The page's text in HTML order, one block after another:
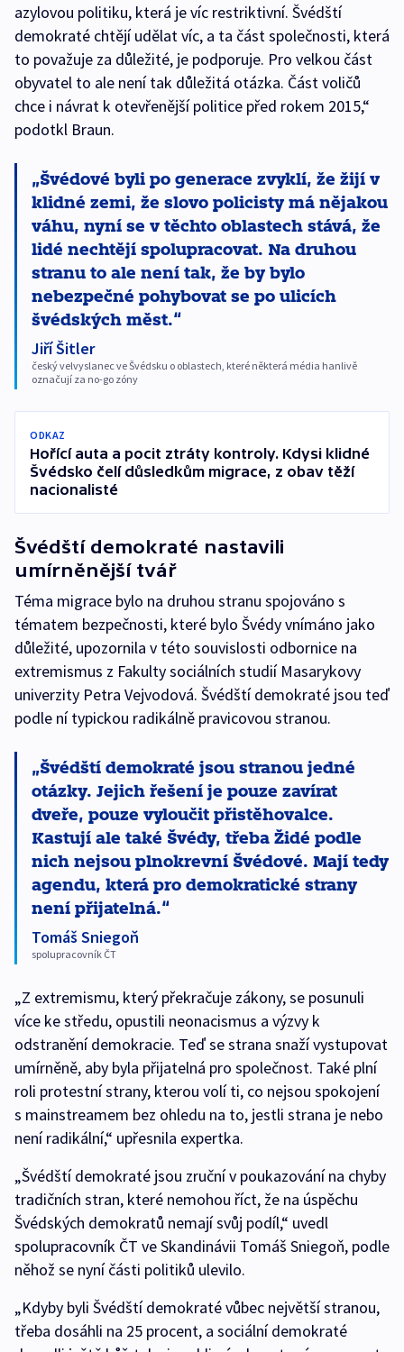
azylovou politiku, která je víc restriktivní. Švédští
demokraté chtějí udělat víc, a ta část společnosti, která
to považuje za důležité, je podporuje. Pro velkou část
obyvatel to ale není tak důležitá otázka. Část voličů
chce i návrat k otevřenější politice před rokem 2015,“
podotkl Braun.
Švédové byli po generace zvyklí, že žijí v
klidné zemi, že slovo policisty má nějakou
váhu, nyní se v těchto oblastech stává, že
lidé nechtějí spolupracovat. Na druhou
stranu to ale není tak, že by bylo
nebezpečné pohybovat se po ulicích
švédských měst.
Jiří Šitler
český velvyslanec ve Švédsku o oblastech, které některá média hanlivě
označují za no-go zóny
ODKAZ
Hořící auta a pocit ztráty kontroly. Kdysi klidné
Švédsko čelí důsledkům migrace, z obav těží
nacionalisté
Švédští demokraté nastavili
umírněnější tvář
Téma migrace bylo na druhou stranu spojováno s
tématem bezpečnosti, které bylo Švédy vnímáno jako
důležité, upozornila v této souvislosti odbornice na
extremismus z Fakulty sociálních studií Masarykovy
univerzity Petra Vejvodová. Švédští demokraté jsou teď
podle ní typickou radikálně pravicovou stranou.
Švédští demokraté jsou stranou jedné
otázky. Jejich řešení je pouze zavírat
dveře, pouze vyloučit přistěhovalce.
Kastují ale také Švédy, třeba Židé podle
nich nejsou plnokrevní Švédové. Mají tedy
agendu, která pro demokratické strany
není přijatelná.
Tomáš Sniegoň
spolupracovník ČT
„Z extremismu, který překračuje zákony, se posunuli
více ke středu, opustili neonacismus a výzvy k
odstranění demokracie. Teď se strana snaží vystupovat
umírněně, aby byla přijatelná pro společnost. Také plní
roli protestní strany, kterou volí ti, co nejsou spokojení
s mainstreamem bez ohledu na to, jestli strana je nebo
není radikální,“ upřesnila expertka.
„Švédští demokraté jsou zruční v poukazování na chyby
tradičních stran, které nemohou říct, že na úspěchu
Švédských demokratů nemají svůj podíl,“ uvedl
spolupracovník ČT ve Skandinávii Tomáš Sniegoň, podle
něhož se nyní části politiků ulevilo.
„Kdyby byli Švédští demokraté vůbec největší stranou,
třeba dosáhli na 25 procent, a sociální demokraté